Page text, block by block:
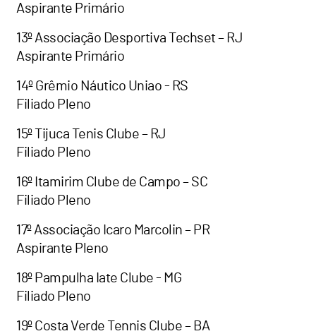
Aspirante Primário
13º Associação Desportiva Techset – RJ
Aspirante Primário
14º Grêmio Náutico Uniao - RS
Filiado Pleno
15º Tijuca Tenis Clube – RJ
Filiado Pleno
16º Itamirim Clube de Campo – SC
Filiado Pleno
17º Associação Icaro Marcolin – PR
Aspirante Pleno
18º Pampulha Iate Clube - MG
Filiado Pleno
19º Costa Verde Tennis Clube – BA